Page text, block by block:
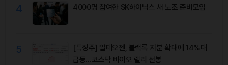
4 4000명 참여한 SK하이닉스 새 노조 준비모임
5
[특징주] 알테오젠, 블랙록 지분 확대에 14%대
급등…코스닥 바이오 랠리 선봉